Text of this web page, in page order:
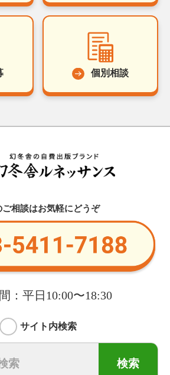
個別相談
ご相談はお気軽にどうぞ
：平日10:00〜18:30
サイト内検索
検索